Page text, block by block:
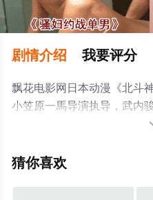
剧情介绍 我要评分
飘花电影网日本动漫《北斗
小笠原一馬导演执导，武内
精彩演绎的日本动漫，手机
电视猫或剧情网等平台了解。
猜你喜欢